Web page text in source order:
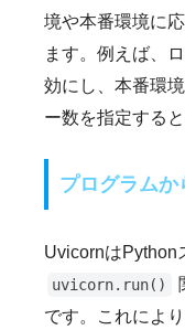
境や本番環境に
ます。例えば、
効にし、本番環
ー数を指定する
プログラムか
UvicornはPython
uvicorn.run()
です。これによ